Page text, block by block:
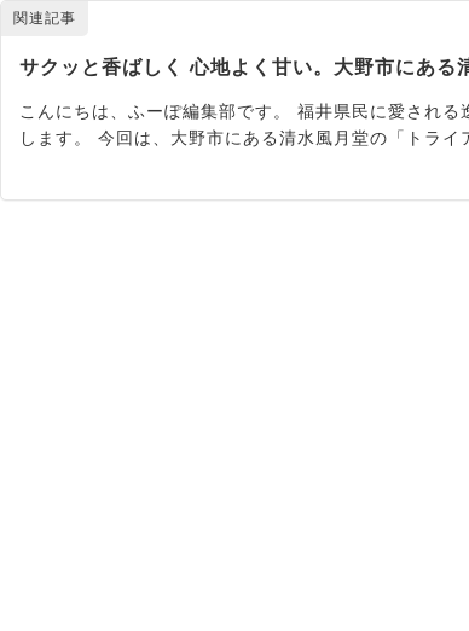
関連記事
サクッと香ばしく 心地よく甘い。大野市にある
こんにちは、ふーぽ編集部です。 福井県民に愛され
します。 今回は、大野市にある清水風月堂の「トライ